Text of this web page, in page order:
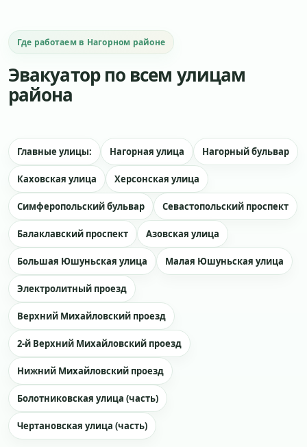
Где работаем в Нагорном районе
Эвакуатор по всем улицам
района
Главные улицы: Нагорная улица Нагорный бульвар
Каховская улица Херсонская улица
Симферопольский бульвар Севастопольский проспект
Балаклавский проспект Азовская улица
Большая Юшуньская улица Малая Юшуньская улица
Электролитный проезд
Верхний Михайловский проезд
2-й Верхний Михайловский проезд
Нижний Михайловский проезд
Болотниковская улица (часть)
Чертановская улица (часть)